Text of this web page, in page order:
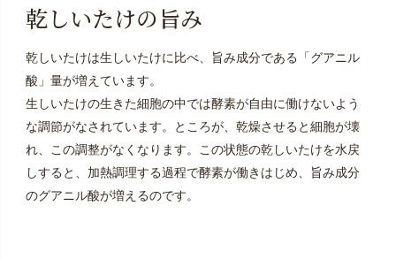
乾しいたけの旨み
乾しいたけは生しいたけに比べ、旨み成分である「グアニル
酸」量が増えています。
生しいたけの生きた細胞の中では酵素が自由に働けないよう
な調節がなされています。ところが、乾燥させると細胞が壊
れ、この調整がなくなります。この状態の乾しいたけを水戻
しすると、加熱調理する過程で酵素が働きはじめ、旨み成分
のグアニル酸が増えるのです。